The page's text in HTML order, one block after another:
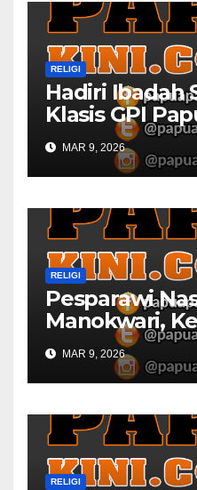
RELIGI
Hadiri Ibadah
Klasis GPI
Papua Barat
Gereja
MAR 9, 2026
RELIGI
Pesparawi
Manokwari,
Sediakan Dua
MAR 9, 2026
RELIGI